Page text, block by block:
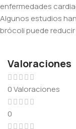
enfermedades
Algunos estudios
brócoli puede
Valoraciones
0 Valoraciones
0